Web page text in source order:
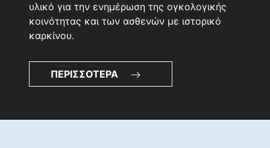
υλικό για την ενημέρωση της ογκολογικής
κοινότητας και των ασθενών με ιστορικό
καρκίνου.
ΠΕΡΙΣΣΟΤΕΡΑ